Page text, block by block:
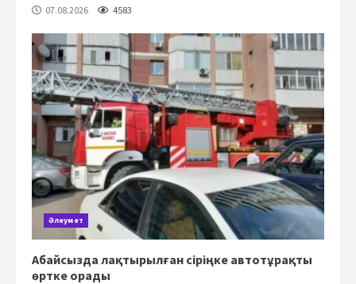
07.08.2026 4583
Әлеумет
Абайсызда лақтырылған сіріңке автотұрақты
өртке орады